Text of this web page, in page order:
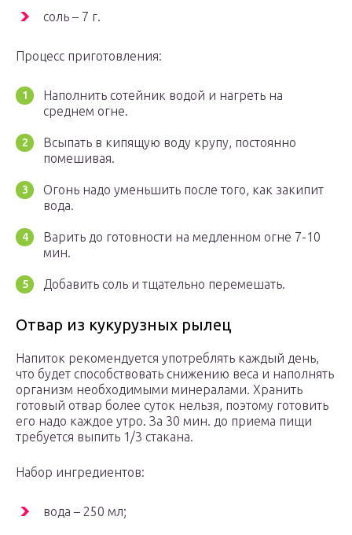
соль – 7 г.
Процесс приготовления:
Наполнить сотейник водой и нагреть на
среднем огне.
Всыпать в кипящую воду крупу, постоянно
помешивая.
Огонь надо уменьшить после того, как закипит
вода.
Варить до готовности на медленном огне 7-10
мин.
Добавить соль и тщательно перемешать.
Отвар из кукурузных рылец
Напиток рекомендуется употреблять каждый день,
что будет способствовать снижению веса и наполнять
организм необходимыми минералами. Хранить
готовый отвар более суток нельзя, поэтому готовить
его надо каждое утро. За 30 мин. до приема пищи
требуется выпить 1/3 стакана.
Набор ингредиентов:
вода – 250 мл;